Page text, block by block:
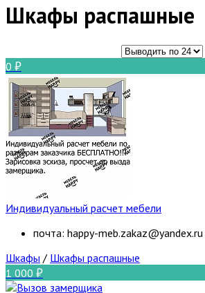
Шкафы распашные
0
Индивидуальный расчет мебели
почта: happy-meb.zakaz@yandex.ru
Шкафы / Шкафы распашные
1 000